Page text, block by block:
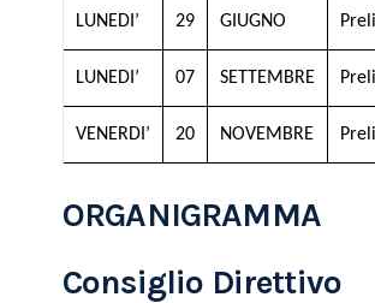
LUNEDI’ 29 GIUGNO
LUNEDI’ 07 SETTEMBRE
VENERDI’ 20 NOVEMBRE
ORGANIGRAMMA
Consiglio Direttivo